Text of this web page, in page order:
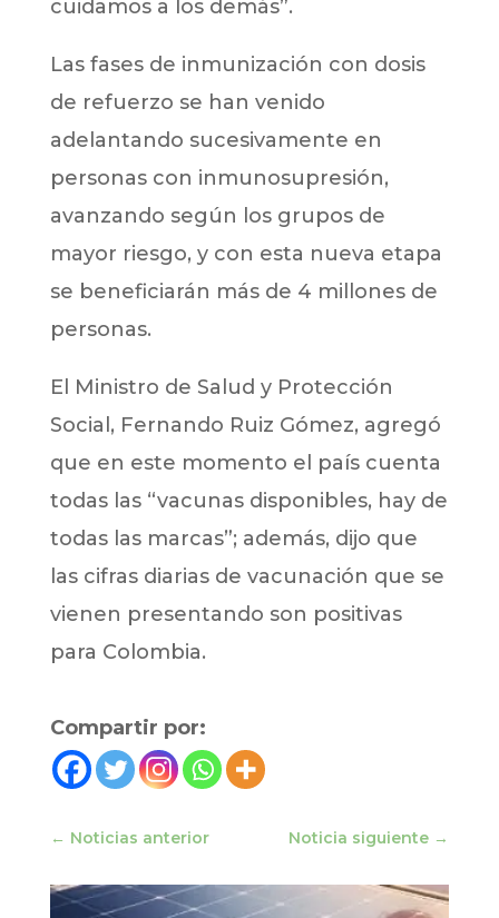
cuidamos a los demás”.
Las fases de inmunización con dosis
de refuerzo se han venido
adelantando sucesivamente en
personas con inmunosupresión,
avanzando según los grupos de
mayor riesgo, y con esta nueva etapa
se beneficiarán más de 4 millones de
personas.
El Ministro de Salud y Protección
Social, Fernando Ruiz Gómez, agregó
que en este momento el país cuenta
todas las “vacunas disponibles, hay de
todas las marcas”; además, dijo que
las cifras diarias de vacunación que se
vienen presentando son positivas
para Colombia.
Compartir por:
← Noticias anterior Noticia siguiente →